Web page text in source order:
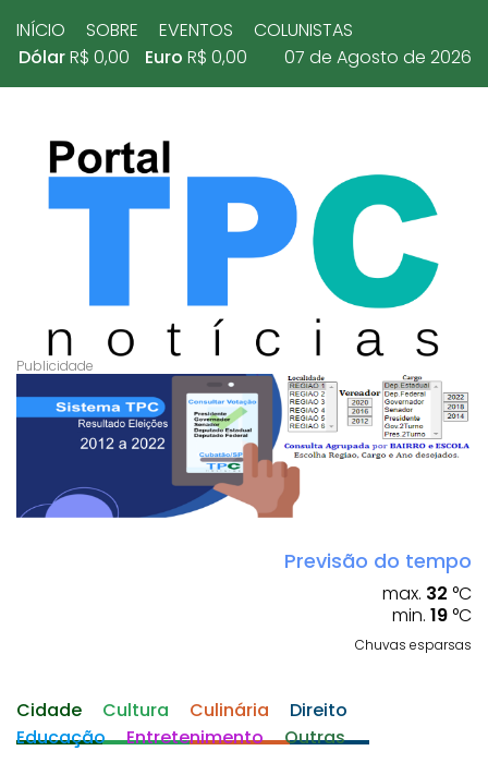
INÍCIO SOBRE EVENTOS
COLUNISTAS
DólarR$ 0,00 Euro R$ 0,00 07 de Agosto de 2026
Previsão do tempo
max. 32 °C
min. 19 °C
Chuvas esparsas
Cidade Cultura Culinária
Direito
Educação
Entretenimento Outras